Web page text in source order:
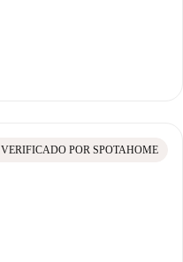
VERIFICADO POR SPOTAHOME